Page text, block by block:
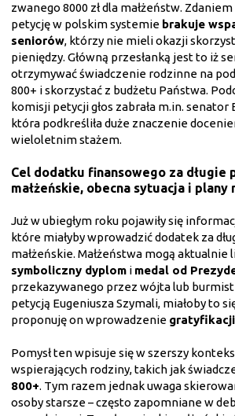
zwanego 8000 zł dla małżeństw.
petycję w polskim systemie brakuje
seniorów, którzy nie mieli okazji
pieniędzy. Główną przesłanką jest to iż
otrzymywać świadczenie rodzinne na
800+ i skorzystać z budżetu Państwa.
komisji petycji głos zabrała m.in. senator
która podkreśliła duże znaczenie
wieloletnim stażem.
Cel dodatku finansowego za długie
małżeńskie, obecna sytuacja i plany
Już w ubiegłym roku pojawiły się
które miałyby wprowadzić dodatek za
małżeńskie. Małżeństwa mogą aktualnie
symboliczny dyplom i medal od
przekazywanego przez wójta lub
petycją Eugeniusza Szymali, miałoby to
proponuję on wprowadzenie
Pomysł ten wpisuje się w szerszy
wspierających rodziny, takich jak
800+. Tym razem jednak uwaga
osoby starsze – często zapomniane w